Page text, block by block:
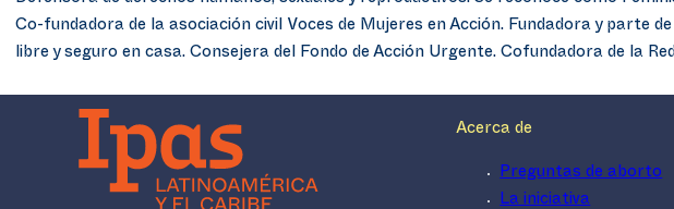
Co-fundadora de la asociación civil Voces de Mujeres en Acción. Fundadora y
libre y seguro en casa. Consejera del Fondo de Acción Urgente. Cofundadora de la
Acerca de
Preguntas de aborto
La iniciativa